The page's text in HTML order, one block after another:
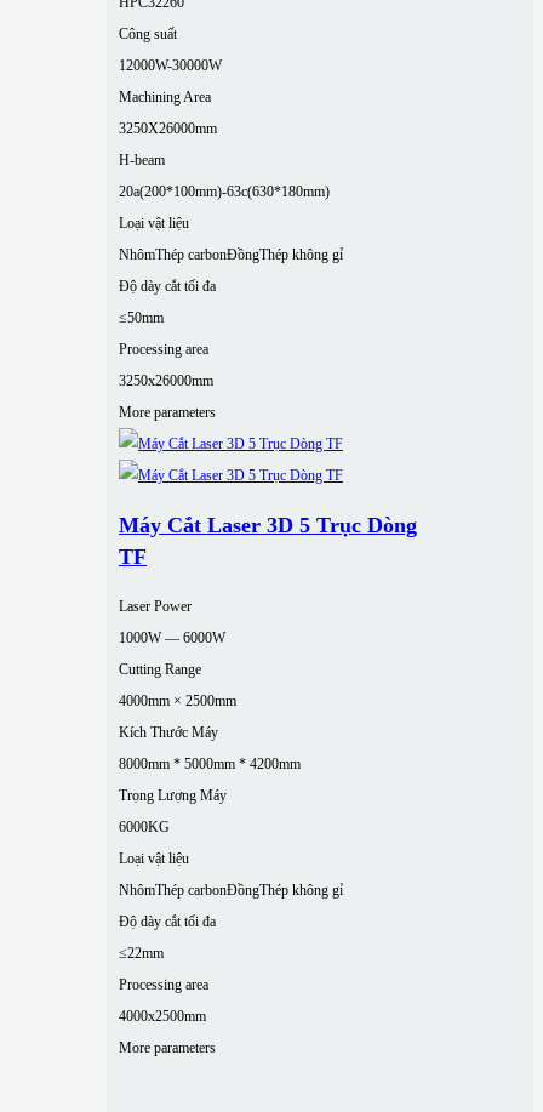
Công suất
12000W-30000W
Machining Area
3250X26000mm
H-beam
20a(200*100mm)-63c(630*180mm)
Loại vật liệu
NhômThép carbonĐồngThép không gỉ
Độ dày cắt tối đa
≤50mm
Processing area
3250x26000mm
More parameters
Máy Cắt Laser 3D 5 Trục Dòng
TF
Laser Power
1000W — 6000W
Cutting Range
4000mm × 2500mm
Kích Thước Máy
8000mm * 5000mm * 4200mm
Trọng Lượng Máy
6000KG
Loại vật liệu
NhômThép carbonĐồngThép không gỉ
Độ dày cắt tối đa
≤22mm
Processing area
4000x2500mm
More parameters